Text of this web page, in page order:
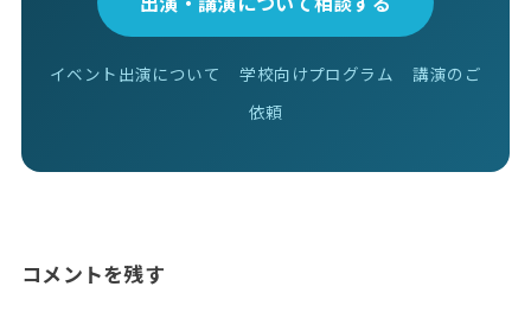
イベント出演について 学校向けプログラム
講演のご
依頼
コメントを残す